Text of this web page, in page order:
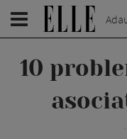
10